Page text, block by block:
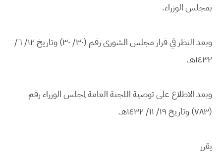
بمجلس الوزراء.
وبعد النظر في قرار مجلس الشورى رقم (٣٠/ ٣٠) وتاريخ ١٢/ ٦/
١٤٣٢هـ.
وبعد الاطلاع على توصية اللجنة العامة لمجلس الوزراء رقم
(٧٨٣) وتاريخ ١٩/ ١١/ ١٤٣٢هـ.
يقرر